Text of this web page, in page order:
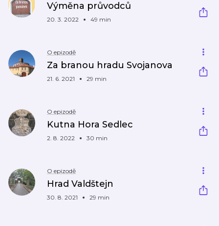
Výměna průvodců
20. 3. 2022 49 min
O epizodě
Za branou hradu Svojanova
21. 6. 2021 29 min
O epizodě
Kutna Hora Sedlec
2. 8. 2022 30 min
O epizodě
Hrad Valdštejn
30. 8. 2021 29 min